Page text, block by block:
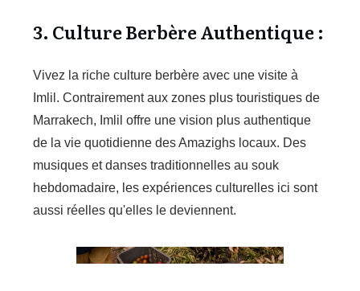
3. Culture Berbère Authentique :
Vivez la riche culture berbère avec une visite à
Imlil. Contrairement aux zones plus touristiques de
Marrakech, Imlil offre une vision plus authentique
de la vie quotidienne des Amazighs locaux. Des
musiques et danses traditionnelles au souk
hebdomadaire, les expériences culturelles ici sont
aussi réelles qu'elles le deviennent.